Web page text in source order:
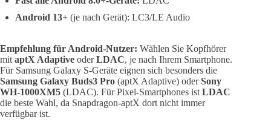
Android 13+ (je nach Gerät): LC3/LE Audio
Empfehlung für Android-Nutzer: Wählen Sie Kopfhörer
mitaptX Adaptive oderLDAC, je nach Ihrem Smartphone.
Für Samsung Galaxy S-Geräte eignen sich besonders die
Samsung Galaxy Buds3 Pro (aptX Adaptive) oderSony
WH-1000XM5 (LDAC). Für Pixel-Smartphones istLDAC
die beste Wahl, da Snapdragon-aptX dort nicht immer
verfügbar ist.